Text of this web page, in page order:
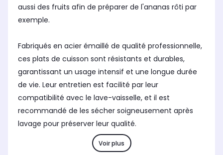
aussi des fruits afin de préparer de l'ananas rôti par
exemple.
Fabriqués en acier émaillé de qualité professionnelle,
ces plats de cuisson sont résistants et durables,
garantissant un usage intensif et une longue durée
de vie. Leur entretien est facilité par leur
compatibilité avec le lave-vaisselle, et il est
recommandé de les sécher soigneusement après
lavage pour préserver leur qualité.
Voir plus